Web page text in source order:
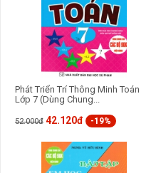
Phát Triển Trí Thông Minh Toán
Lớp 7 (Dùng Chung...
52.000đ 42.120đ -19%